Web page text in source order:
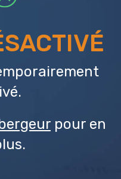
pour en